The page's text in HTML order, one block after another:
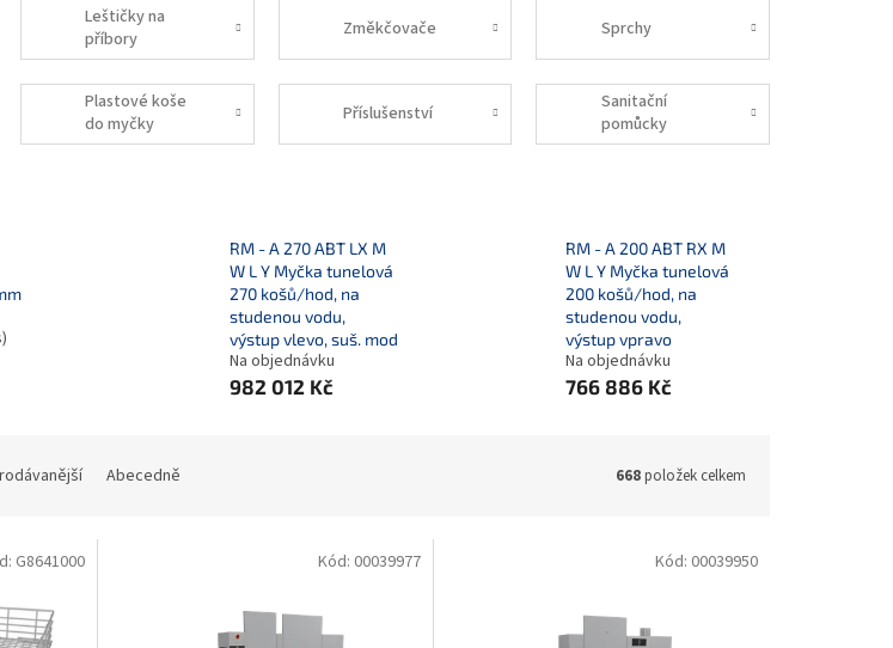
Leštičky na
příbory
Změkčovače Sprchy
Plastové koše
do myčky
Příslušenství
Sanitační
pomůcky
RM - A 270 ABT LX M
W L Y Myčka tunelová
270 košů/hod, na
studenou vodu,
výstup vlevo, suš. mod
Na objednávku
982 012 Kč
RM - A 200 ABT RX M
W L Y Myčka tunelová
200 košů/hod, na
studenou vodu,
výstup vpravo
Na objednávku
766 886 Kč
Abecedně 668položek celkem
G8641000 Kód: 00039977 Kód: 00039950